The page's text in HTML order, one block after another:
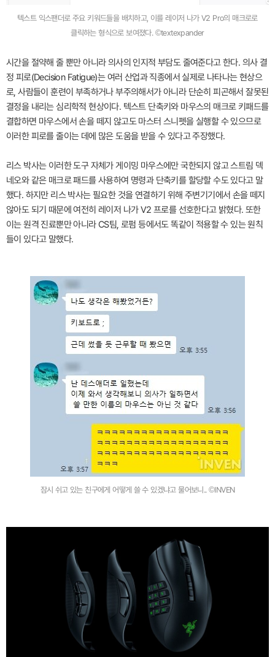
텍스트 익스팬더로 주요 키워드들을 배치하고, 이를 레이저 나가 V2 Pro의 매크로로
클릭하는 형식으로 보여졌다. ©textexpander
시간을 절약해 줄 뿐만 아니라 의사의 인지적 부담도 줄여준다고 한다. 의사 결
정 피로(Decision Fatigue)는 여러 산업과 직종에서 실제로 나타나는 현상으
로, 사람들이 훈련이 부족하거나 부주의해서가 아니라 단순히 피곤해서 잘못된
결정을 내리는 심리학적 현상이다. 텍스트 단축키와 마우스의 매크로 키패드를
결합하면 마우스에서 손을 떼지 않고도 마스터 스니펫을 실행할 수 있으므로
이러한 피로를 줄이는 데에 많은 도움을 받을 수 있다고 주장했다.
리스 박사는 이러한 도구 자체가 게이밍 마우스에만 국한되지 않고 스트림 덱
네오와 같은 매크로 패드를 사용하여 명령과 단축키를 할당할 수도 있다고 말
했다. 하지만 리스 박사는 필요한 것을 연결하기 위해 주변기기에서 손을 떼지
않아도 되기 때문에 여전히 레이저 나가 V2 프로를 선호한다고 밝혔다. 또한
이는 원격 진료뿐만 아니라 CS팀, 로펌 등에서도 똑같이 적용할 수 있는 원칙
들이 있다고 말했다.
잠시 쉬고 있는 친구에게 어떻게 쓸 수 있겠냐고 물어보니.. ©INVEN